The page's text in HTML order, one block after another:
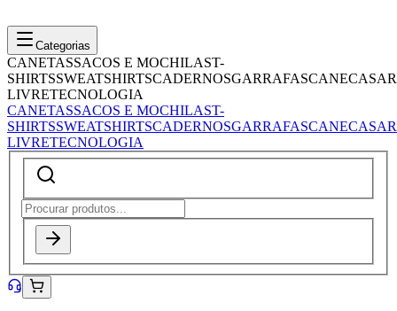
Categorias
CANETASSACOS E MOCHILAST-
SHIRTSSWEATSHIRTSCADERNOSGARRAFASCANECASAR
LIVRETECNOLOGIA
CANETASSACOS E MOCHILAST-
SHIRTSSWEATSHIRTSCADERNOSGARRAFASCANECASAR
LIVRETECNOLOGIA